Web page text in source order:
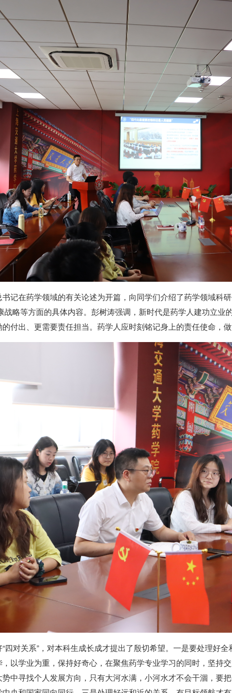
记在药学领域的有关论述为开篇，向同学们介绍了药学领域科
战略等方面的具体内容。彭树涛强调，新时代是药学人建功立业
付出、更需要责任担当。药学人应时刻铭记身上的责任使命，
四对关系”，对本科生成长成才提出了殷切希望。一是要处理好
以学业为重，保持好奇心，在聚焦药学专业学习的同时，坚持
中寻找个人发展方向，只有大河水满，小河水才不会干涸，要